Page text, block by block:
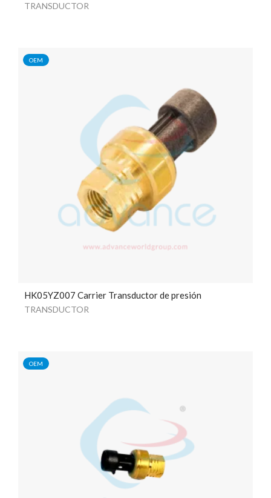
TRANSDUCTOR
OEM
HK05YZ007 Carrier Transductor de presión
TRANSDUCTOR
OEM